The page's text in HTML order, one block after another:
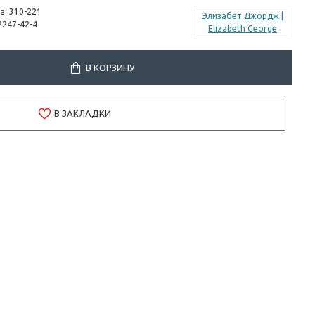
почетной обязанности, чем всю свою жизнь посвятить служению
своей жизни эти десять истин, постарайтесь воплощать их в жизнь, и
что угождаете Богу, а Его намерения исполняются в вашей жизни.
310-221
42-4
Элизабет Джордж |
Elizabeth George
В КОРЗИНУ
В ЗАКЛАДКИ